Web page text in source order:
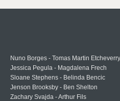
Nuno Borges - Tomas Martin Etcheverry
Jessica Pegula - Magdalena Frech
Sloane Stephens - Belinda Bencic
Jenson Brooksby - Ben Shelton
Zachary Svajda - Arthur Fils